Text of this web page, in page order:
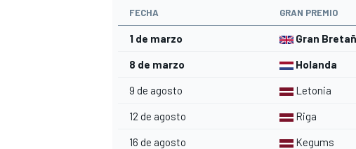
FECHA GRAN PREMIO
1 de marzo Gran
8 de marzo Holanda
9 de agosto Letonia
12 de agosto Riga
16 de agosto Kegums